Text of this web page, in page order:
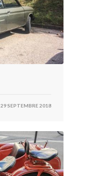
29 SEPTEMBRE 2018